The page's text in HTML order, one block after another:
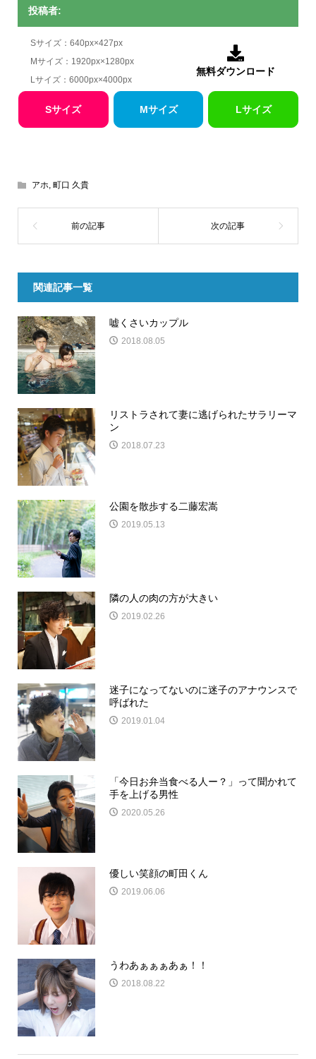
投稿者:
Sサイズ：640px×427px
Mサイズ：1920px×1280px
Lサイズ：6000px×4000px

無料ダウンロード
Sサイズ Mサイズ Lサイズ
アホ, 町口 久貴
関連記事一覧
嘘くさいカップル
2018.08.05
リストラされて妻に逃げられたサラリーマ
ン
2018.07.23
公園を散歩する二藤宏嵩
2019.05.13
隣の人の肉の方が大きい
2019.02.26
迷子になってないのに迷子のアナウンスで
呼ばれた
2019.01.04
「今日お弁当食べる人ー？」って聞かれて
手を上げる男性
2020.05.26
優しい笑顔の町田くん
2019.06.06
うわあぁぁぁあぁ！！
2018.08.22